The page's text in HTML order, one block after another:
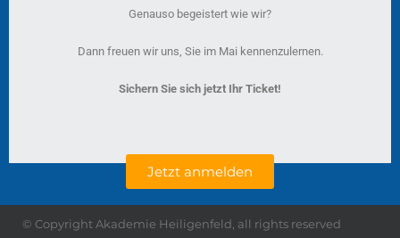
Genauso begeistert wie wir?
Dann freuen wir uns, Sie im Mai kennenzulernen.
Sichern Sie sich jetzt Ihr Ticket!
Jetzt anmelden
© Copyright Akademie Heiligenfeld, all rights reserved